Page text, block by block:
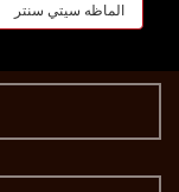
الماظه سيتي سنتر